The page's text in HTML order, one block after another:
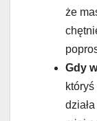
że
Gdy